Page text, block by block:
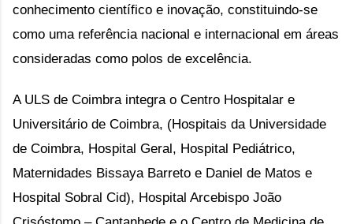
conhecimento científico e inovação, constituindo-se
como uma referência nacional e internacional em áreas
consideradas como polos de excelência.
A ULS de Coimbra integra o Centro Hospitalar e
Universitário de Coimbra, (Hospitais da Universidade
de Coimbra, Hospital Geral, Hospital Pediátrico,
Maternidades Bissaya Barreto e Daniel de Matos e
Hospital Sobral Cid), Hospital Arcebispo João